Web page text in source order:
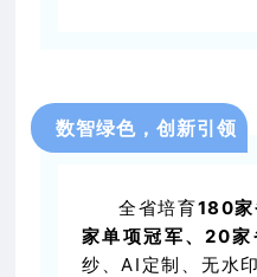
数智绿色，创新引领
全省培育180家
家单项冠军、20家
纱、AI定制、 无水